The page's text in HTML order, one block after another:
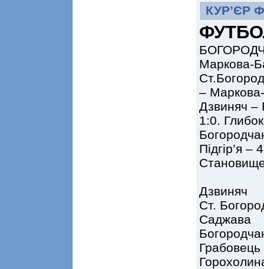
КУР’ЄР
Маркова-
–
Дзвиняч –
1:0.
Підгір’я –
Ст.